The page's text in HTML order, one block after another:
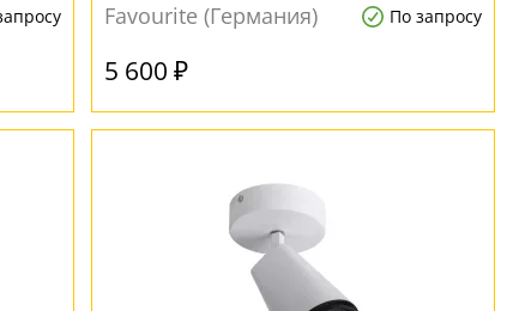
Favourite (Германия) По запросу
5 600 ₽